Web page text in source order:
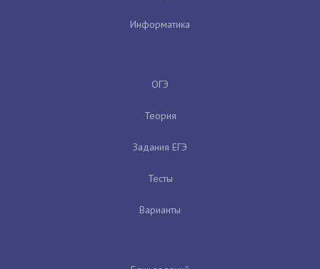
Информатика
ОГЭ
Теория
Задания ЕГЭ
Тесты
Варианты